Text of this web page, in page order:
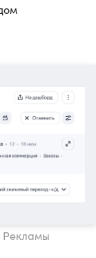
Рекламы